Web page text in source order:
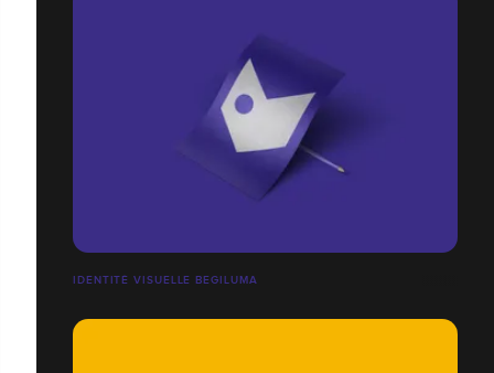
IDENTITÉ VISUELLE BEGILUMA